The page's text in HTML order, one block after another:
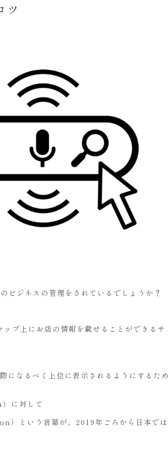
ツ
ジネスの管理をされているでしょうか？
プ上にお店の情報を載せることができるサ
なるべく上位に表示されるようにするため
に対して
という言葉が、2019年ごろから日本では